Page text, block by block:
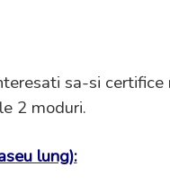
sa-si
2 moduri.
lung):